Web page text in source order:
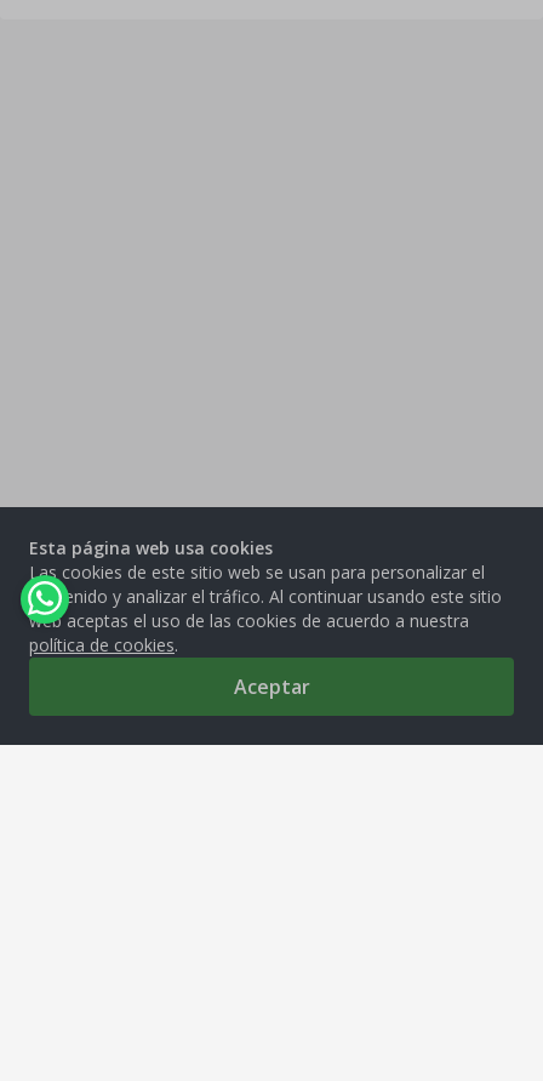
Esta página web usa cookies
Las cookies de este sitio web se usan para personalizar el
contenido y analizar el tráfico. Al continuar usando este sitio
web aceptas el uso de las cookies de acuerdo a nuestra
política de cookies.
Aceptar